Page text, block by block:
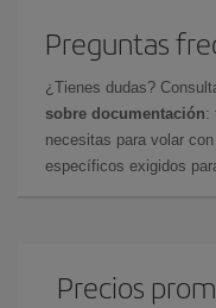
Preguntas
¿Tienes dudas?
sobre documentación:
necesitas para volar
específicos exigidos
Precios